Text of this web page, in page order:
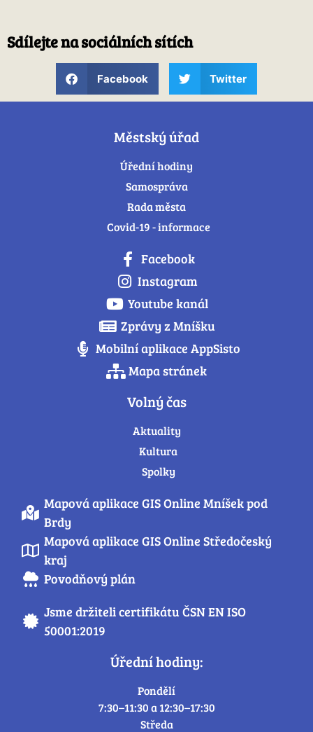
Sdílejte na sociálních sítích
Facebook Twitter
Městský úřad
Úřední hodiny
Samospráva
Rada města
Covid-19 - informace
Facebook
Instagram
Youtube kanál
Zprávy z Mníšku
Mobilní aplikace AppSisto
Mapa stránek
Volný čas
Aktuality
Kultura
Spolky
Mapová aplikace GIS Online Mníšek pod
Brdy
Mapová aplikace GIS Online Středočeský
kraj
Povodňový plán
Jsme držiteli certifikátu ČSN EN ISO
50001:2019
Úřední hodiny:
Pondělí
7:30–11:30 a 12:30–17:30
Středa